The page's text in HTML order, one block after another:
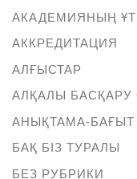
АКАДЕМИЯНЫҢ
АККРЕДИТАЦИЯ
АЛҒЫСТАР
АЛҚАЛЫ БАСҚАРУ
АНЫҚТАМА-БАҒЫТ
БАҚ БІЗ ТУРАЛЫ
БЕЗ РУБРИКИ